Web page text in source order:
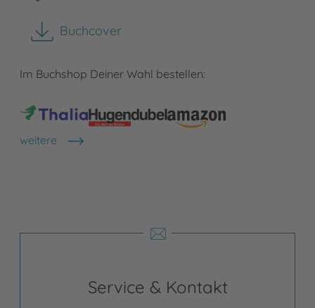
Buchcover
herunterladen
Im Buchshop Deiner Wahl bestellen:
weitere
Shops anzeigen
Service & Kontakt